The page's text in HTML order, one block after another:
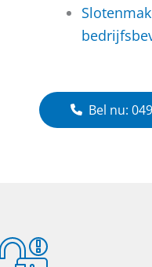
Bel nu: